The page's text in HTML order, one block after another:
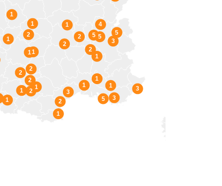
4
1
1 3
2
2 5
1
1
1
1
1
1
2
1 3
5
2
2
2
2
1
1
5
3
5
1
2
3
1
1
2